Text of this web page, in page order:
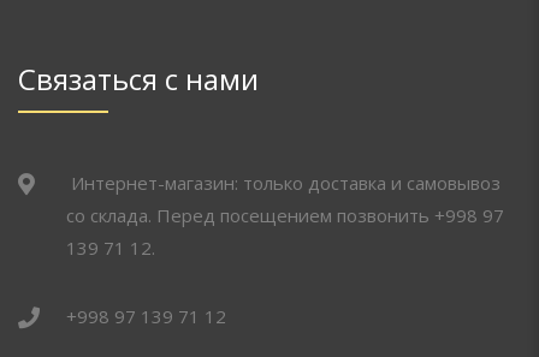
Связаться с нами
Интернет-магазин: только доставка и самовывоз
со склада. Перед посещением позвонить +998 97
139 71 12.
+998 97 139 71 12